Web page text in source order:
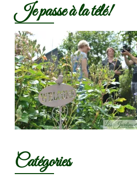
Je passe à la télé!
Catégories